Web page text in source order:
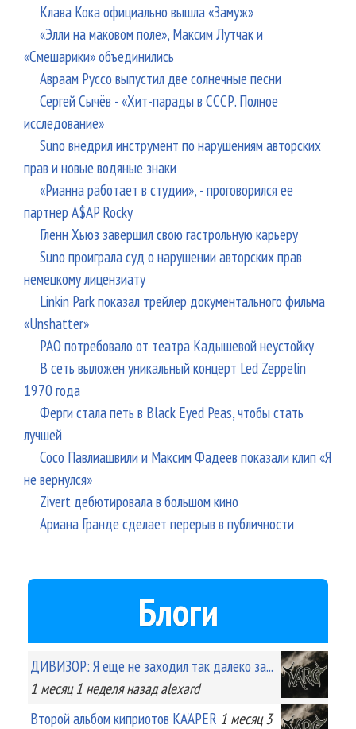
Клава Кока официально вышла «Замуж»
«Элли на маковом поле», Максим Лутчак и
«Смешарики» объединились
Авраам Руссо выпустил две солнечные песни
Сергей Сычёв - «Хит-парады в СССР. Полное
исследование»
Suno внедрил инструмент по нарушениям авторских
прав и новые водяные знаки
«Рианна работает в студии», - проговорился ее
партнер A$AP Rocky
Гленн Хьюз завершил свою гастрольную карьеру
Suno проиграла суд о нарушении авторских прав
немецкому лицензиату
Linkin Park показал трейлер документального фильма
«Unshatter»
РАО потребовало от театра Кадышевой неустойку
В сеть выложен уникальный концерт Led Zeppelin
1970 года
Ферги стала петь в Black Eyed Peas, чтобы стать
лучшей
Сосо Павлиашвили и Максим Фадеев показали клип «Я
не вернулся»
Zivert дебютировала в большом кино
Ариана Гранде сделает перерыв в публичности
Блоги
ДИВИЗОР: Я еще не заходил так далеко за...
1 месяц 1 неделяназад alexard
Второй альбом киприотов KA'APER 1 месяц 3